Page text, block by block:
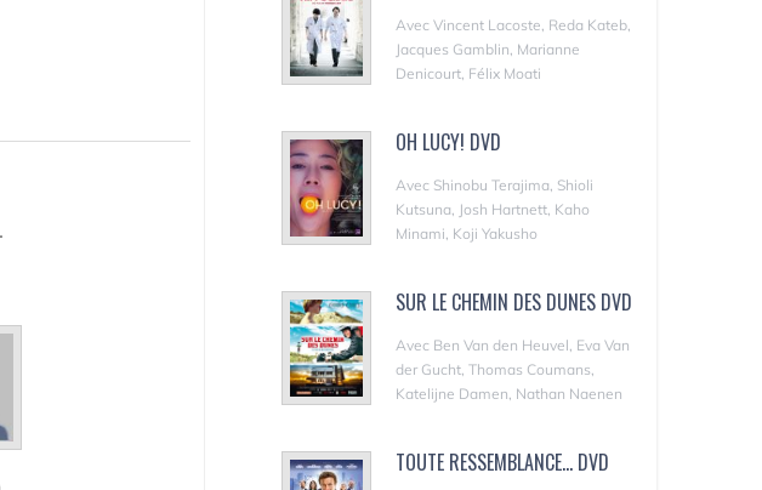
Avec Vincent Lacoste, Reda Kateb,
Jacques Gamblin, Marianne
Denicourt, Félix Moati
OH LUCY! DVD
Avec Shinobu Terajima, Shioli
Kutsuna, Josh Hartnett, Kaho
Minami, Koji Yakusho
SUR LE CHEMIN DES DUNES DVD
Avec Ben Van den Heuvel, Eva Van
der Gucht, Thomas Coumans,
Katelijne Damen, Nathan Naenen
TOUTE RESSEMBLANCE... DVD